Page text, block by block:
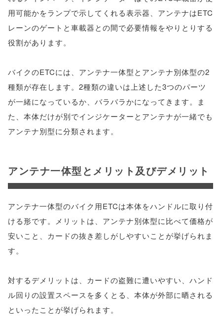
用可能かをランプで示してくれる表示器、アンテナはETC
レーンのゲートと車載器との間で必要情報をやりとりする
役割があります。
バイクのETCには、アンテナ一体型とアンテナ別体型の2
種類が存在します。2種類の違いは上述した3つのパーツ
が一緒になっているか、バラバラかになってきます。ま
た、本体だけが別でインジケーターとアンテナが一緒でも
アンテナ別型に分類されます。
アンテナ一体型とメリット及びデメリット
アンテナ一体型のバイク用ETCは本体をハンドルに取り付
ける形です。メリットは、アンテナ別体型に比べて価格が
安いこと、カードの抜き差しがしやすいことが挙げられま
す。
対するデメリットは、カードの盗難に遭いやすい、ハンド
ル回りの設置スペースを多くとる、本体が外部に晒される
といったことが挙げられます。